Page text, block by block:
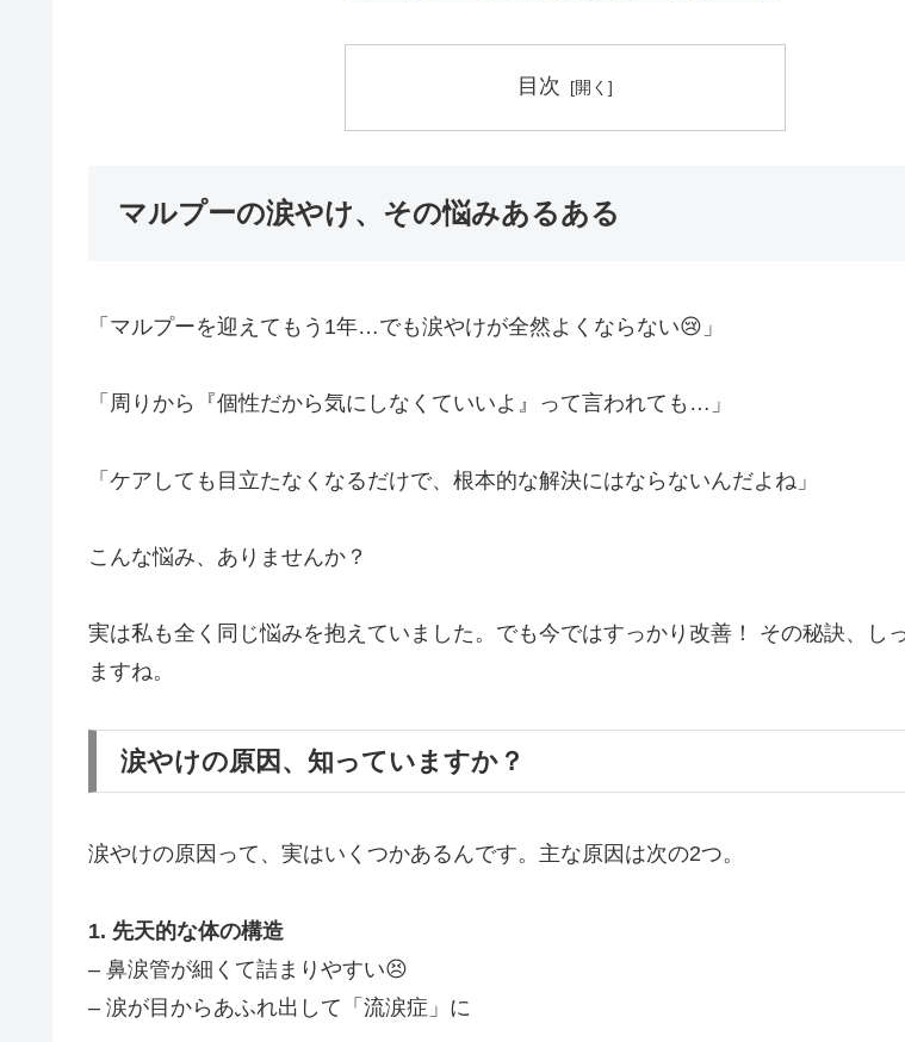
目次
マルプーの涙やけ、その悩みあるある
「マルプーを迎えてもう1年…でも涙やけが全然よくならない😢」
「周りから『個性だから気にしなくていいよ』って言われても…」
「ケアしても目立たなくなるだけで、根本的な解決にはならないんだよね」
こんな悩み、ありませんか？
実は私も全く同じ悩みを抱えていました。でも今ではすっかり改善！ その秘訣、し
ますね。
涙やけの原因、知っていますか？
涙やけの原因って、実はいくつかあるんです。主な原因は次の2つ。
1. 先天的な体の構造
– 鼻涙管が細くて詰まりやすい😣
– 涙が目からあふれ出して「流涙症」に